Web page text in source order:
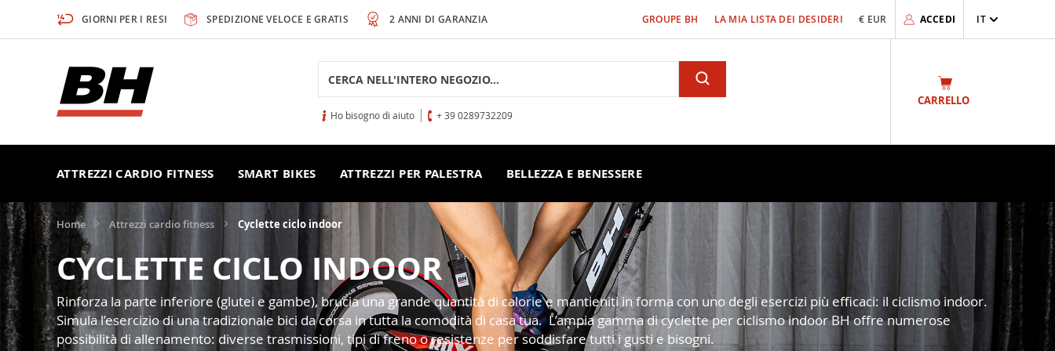
al
contenuto
GIORNI PER I RESI SPEDIZIONE VELOCE E GRATIS 2 ANNI DI GARANZIA GROUPE BH LA MIA LISTA DEI DESIDERI € EUR ACCEDI IT
CARRELLO
Search
Ho bisogno di aiuto + 39 0289732209
ATTREZZI CARDIO FITNESS SMART BIKES ATTREZZI PER PALESTRA BELLEZZA E BENESSERE
Home Attrezzi cardio fitness Cyclette ciclo indoor
CYCLETTE CICLO INDOOR
Rinforza la parte inferiore (glutei e gambe), brucia una grande quantità di calorie e mantieniti in forma con uno degli esercizi più efficaci: il ciclismo indoor.
Simula l’esercizio di una tradizionale bici da corsa in tutta la comodità di casa tua. L’ampia gamma di cyclette per ciclismo indoor BH offre numerose
possibilità di allenamento: diverse trasmissioni, tipi di freno o resistenze per soddisfare tutti i gusti e bisogni.